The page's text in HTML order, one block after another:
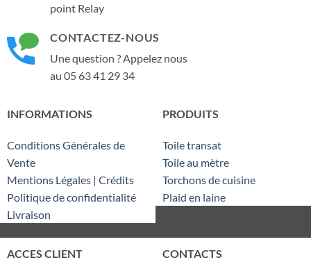
point Relay
CONTACTEZ-NOUS
Une question ? Appelez nous
au 05 63 41 29 34
INFORMATIONS
Conditions Générales de
Vente
Mentions Légales | Crédits
Politique de confidentialité
Livraison
PRODUITS
Toile transat
Toile au mètre
Torchons de cuisine
Plaid en laine
ACCES CLIENT CONTACTS